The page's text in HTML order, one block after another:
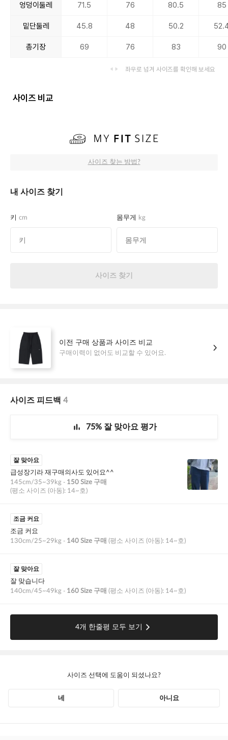
엉덩이둘레 71.5 76 80.5 85
밑단둘레 45.8 48 50.2
총기장 69 76 83 90
좌우로 넘겨 사이즈를 확인해 보세요
사이즈 비교